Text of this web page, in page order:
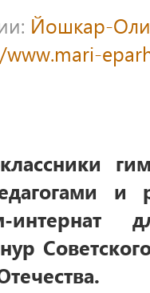
Йошкар-
и
интернат